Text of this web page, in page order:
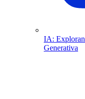
IA:
Generativa